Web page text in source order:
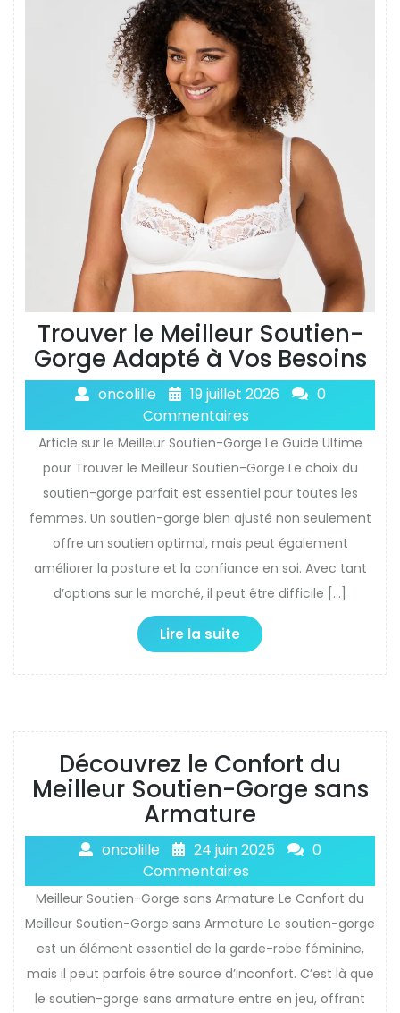
Trouver le Meilleur Soutien-
Gorge Adapté à Vos Besoins
oncolille 19 juillet 2026
0
Commentaires
Article sur le Meilleur Soutien-Gorge Le Guide Ultime
pour Trouver le Meilleur Soutien-Gorge Le choix du
soutien-gorge parfait est essentiel pour toutes les
femmes. Un soutien-gorge bien ajusté non seulement
offre un soutien optimal, mais peut également
améliorer la posture et la confiance en soi. Avec tant
d’options sur le marché, il peut être difficile […]
Lire la suite
Découvrez le Confort du
Meilleur Soutien-Gorge sans
Armature
oncolille 24 juin 2025
0
Commentaires
Meilleur Soutien-Gorge sans Armature Le Confort du
Meilleur Soutien-Gorge sans Armature Le soutien-gorge
est un élément essentiel de la garde-robe féminine,
mais il peut parfois être source d’inconfort. C’est là que
le soutien-gorge sans armature entre en jeu, offrant